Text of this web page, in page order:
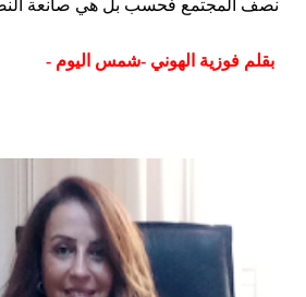
نصف المجتمع فحسب بل هي صانعة
بقلم فوزية الهوني -شمس اليوم -